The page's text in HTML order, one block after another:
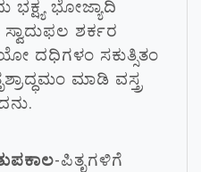
ಭಕ್ಷ್ಯ ಭೋಜ್ಯಾದಿ
ಶರ್ಕರ
ದಧಿಗಳಂ ಸಕುತ್ಸಿತಂ
ಮಾಡಿ ವಸ್ತ್ರ
-ಪಿತೃಗಳಿಗೆ